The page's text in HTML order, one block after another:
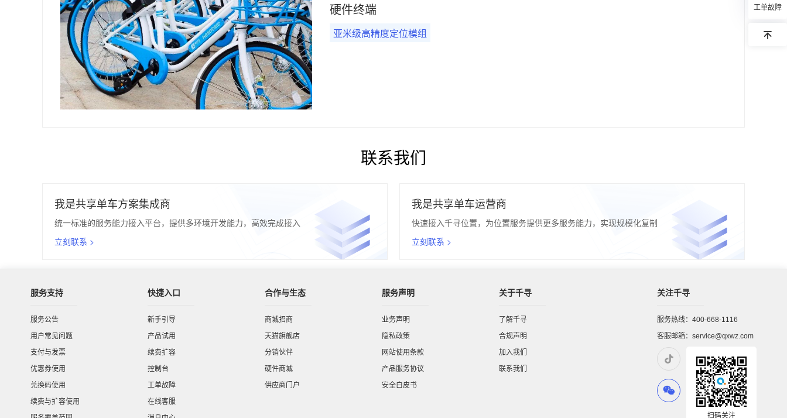
硬件终端
亚米级高精度定位模组
联系我们
我是共享单车方案集成商
统一标准的服务能力接入平台，提供多环境开发能力，高效完成接入
立刻联系 >
我是共享单车运营商
快速接入千寻位置，为位置服务提供更多服务能力，实现规模化复制
立刻联系 >
服务支持
服务公告
用户常见问题
支付与发票
优惠券使用
兑换码使用
续费与扩容使用
快捷入口
新手引导
产品试用
续费扩容
控制台
工单故障
在线客服
合作与生态
商城招商
天猫旗舰店
分销伙伴
硬件商城
供应商门户
服务声明
业务声明
隐私政策
网站使用条款
产品服务协议
安全白皮书
关于千寻
了解千寻
合规声明
加入我们
联系我们
关注千寻
服务热线：400-668-1116
客服邮箱：service@qxwz.com
扫码关注
工单故障